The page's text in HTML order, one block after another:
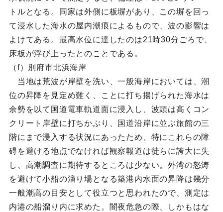
トルとなる。同家は外側に板塀があり、この塀を回っ
て浸水した海水の屋内潮痕によるもので、波の影響は
よけてある。最高水位に達したのは21時30分ごろで、
床板が浮び上ったとのことである。
（f）別府市北浜海岸
当地は荒波が岸壁を洗い、一般海岸においては、潮
位の昇降を見定め難く、ことに打ち揚げられた海水は
余勢を以て国道電車軌道面に浸入し、波頭は高くコン
クリート岸壁に打ちかぶり、国道沿岸に並ぶ旅館の三
階にまで浸入する状況にあったため、特にこれらの障
碍を避ける地点でなければ観察報道は徒らに誇大に失
し、高潮調査に期待するところは少ない。外湾の怒涛
を避けて小船の溜り場となる築港内水面の昇降は幾分
一般潮高の目安として役立つと思われたので、測定は
内港の船溜り内に求めた。闇夜危急の際、しかもはな